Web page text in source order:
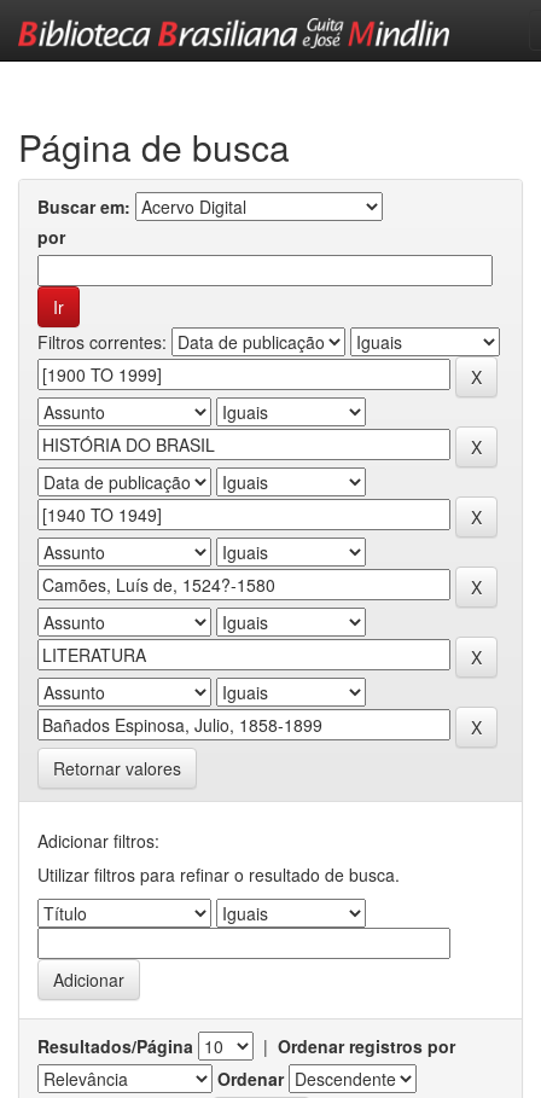
Página de busca
Buscar em:
por
Filtros correntes:
Retornar valores
Adicionar filtros:
Utilizar filtros para refinar o resultado de busca.
Resultados/Página | Ordenar registros por
Ordenar